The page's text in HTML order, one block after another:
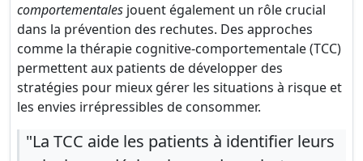
comportementales jouent également un rôle crucial
dans la prévention des rechutes. Des approches
comme la thérapie cognitive-comportementale (TCC)
permettent aux patients de développer des
stratégies pour mieux gérer les situations à risque et
les envies irrépressibles de consommer.
"La TCC aide les patients à identifier leurs